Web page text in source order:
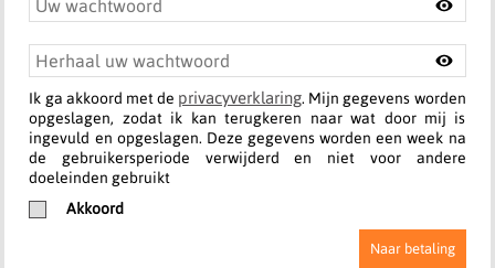
Ik ga akkoord met de privacyverklaring. Mijn gegevens worden
opgeslagen, zodat ik kan terugkeren naar wat door mij is
ingevuld en opgeslagen. Deze gegevens worden een week na
de gebruikersperiode verwijderd en niet voor andere
doeleinden gebruikt
Akkoord